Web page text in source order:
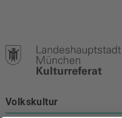
Volkskultur